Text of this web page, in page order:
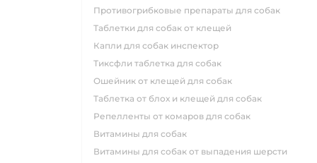
противогрибковые препараты для собак
таблетки для собак от клещей
капли для собак инспектор
тиксфли таблетка для собак
ошейник от клещей для собак
таблетка от блох и клещей для собак
репелленты от комаров для собак
витамины для собак
витамины для собак от выпадения шерсти